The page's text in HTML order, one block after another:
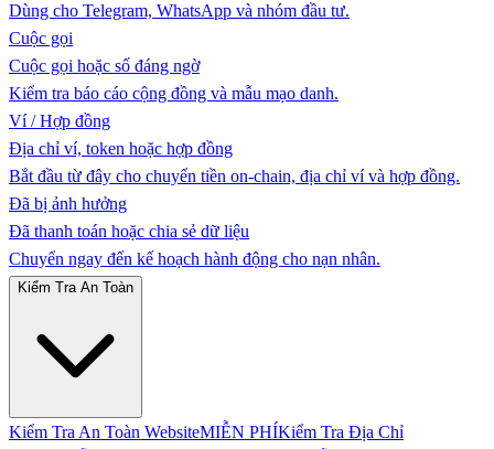
Dùng cho Telegram, WhatsApp và nhóm đầu tư.
Cuộc gọi
Cuộc gọi hoặc số đáng ngờ
Kiểm tra báo cáo cộng đồng và mẫu mạo danh.
Ví / Hợp đồng
Địa chỉ ví, token hoặc hợp đồng
Bắt đầu từ đây cho chuyển tiền on-chain, địa chỉ ví và hợp đồng.
Đã bị ảnh hưởng
Đã thanh toán hoặc chia sẻ dữ liệu
Chuyển ngay đến kế hoạch hành động cho nạn nhân.
Kiểm Tra An Toàn
Kiểm Tra An Toàn WebsiteMIỄN PHÍKiểm Tra Địa Chỉ